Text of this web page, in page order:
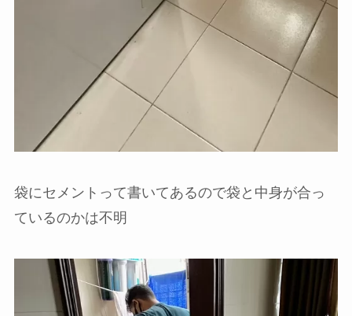
袋にセメントって書いてあるので袋と中身が合っ
ているのかは不明